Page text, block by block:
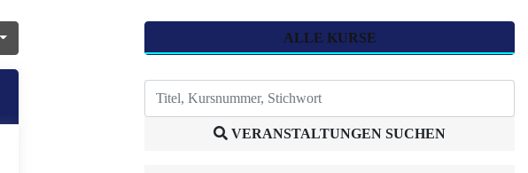
ALLE KURSE
VERANSTALTUNGEN SUCHEN